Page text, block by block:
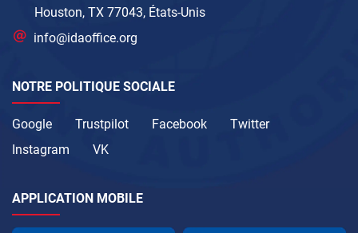
Houston, TX 77043, États-Unis
info@idaoffice.org
NOTRE POLITIQUE SOCIALE
Google Trustpilot Facebook
Twitter
Instagram
VK
APPLICATION MOBILE